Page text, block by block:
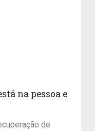
na pessoa e
de